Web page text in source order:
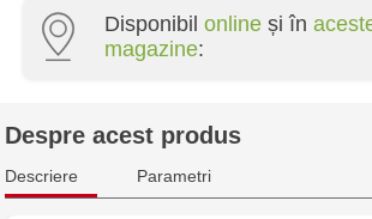
Disponibil online și în
magazine:
Multistore Poșta Veche - str.
Despre acest produs
Descriere Parametri